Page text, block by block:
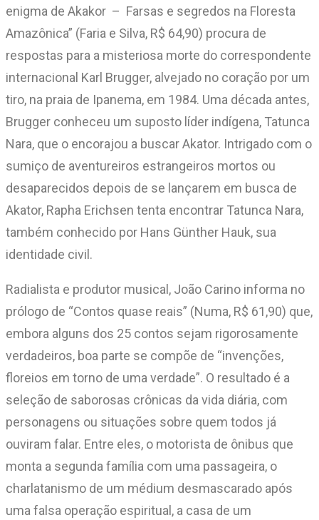
enigma de Akakor – Farsas e segredos na Floresta
Amazônica” (Faria e Silva, R$ 64,90) procura de
respostas para a misteriosa morte do correspondente
internacional Karl Brugger, alvejado no coração por um
tiro, na praia de Ipanema, em 1984. Uma década antes,
Brugger conheceu um suposto líder indígena, Tatunca
Nara, que o encorajou a buscar Akator. Intrigado com o
sumiço de aventureiros estrangeiros mortos ou
desaparecidos depois de se lançarem em busca de
Akator, Rapha Erichsen tenta encontrar Tatunca Nara,
também conhecido por Hans Günther Hauk, sua
identidade civil.
Radialista e produtor musical, João Carino informa no
prólogo de “Contos quase reais” (Numa, R$ 61,90) que,
embora alguns dos 25 contos sejam rigorosamente
verdadeiros, boa parte se compõe de “invenções,
floreios em torno de uma verdade”. O resultado é a
seleção de saborosas crônicas da vida diária, com
personagens ou situações sobre quem todos já
ouviram falar. Entre eles, o motorista de ônibus que
monta a segunda família com uma passageira, o
charlatanismo de um médium desmascarado após
uma falsa operação espiritual, a casa de um